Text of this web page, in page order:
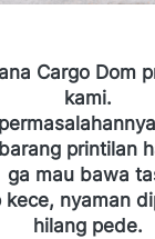
Cargo Dom
kami.
printilan
ga mau bawa
nyaman
hilang pede.